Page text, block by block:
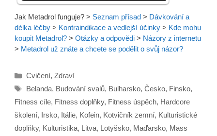
Jak Metadrol funguje? > Seznam přísad > Dávkování a
délka léčby > Kontraindikace a vedlejší účinky > Kde mohu
koupit Metadrol? > Otázky a odpovědi > Názory z internetu
> Metadrol už znáte a chcete se podělit o svůj názor?
Rubriky
Cvičení, Zdraví
Štítky
Belanda, Budování svalů, Bulharsko, Česko, Finsko,
Fitness cíle, Fitness doplňky, Fitness úspěch, Hardcore
školení, Irsko, Itálie, Kofein, Kotvičník zemní, Kulturistické
doplňky, Kulturistika, Litva, Lotyšsko, Maďarsko, Mass